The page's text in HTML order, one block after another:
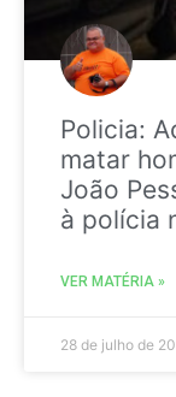
Policia:
matar
João
à polícia
VER MATÉRIA »
28 de julho de